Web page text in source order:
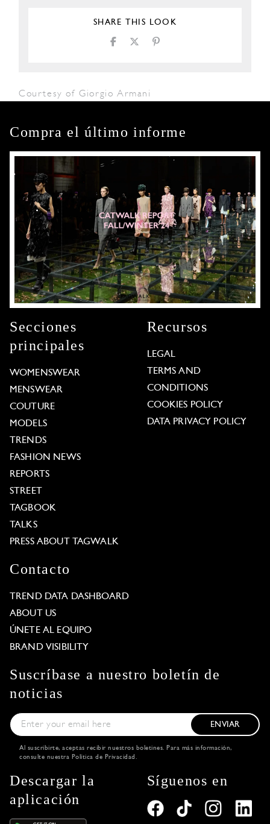
SHARE THIS LOOK
Courtesy of Giorgio Armani
Compra el último informe
Secciones
principales
WOMENSWEAR
MENSWEAR
COUTURE
MODELS
TRENDS
FASHION NEWS
REPORTS
STREET
TAGBOOK
TALKS
PRESS ABOUT TAGWALK
Recursos
LEGAL
TERMS AND
CONDITIONS
COOKIES POLICY
DATA PRIVACY POLICY
Contacto
TREND DATA DASHBOARD
ABOUT US
ÚNETE AL EQUIPO
BRAND VISIBILITY
Suscríbase a nuestro boletín de
noticias
ENVIAR
Al suscribirte, aceptas recibir nuestros boletines. Para más información,
consulte nuestra Política de Privacidad .
Descargar la
aplicación
Síguenos en